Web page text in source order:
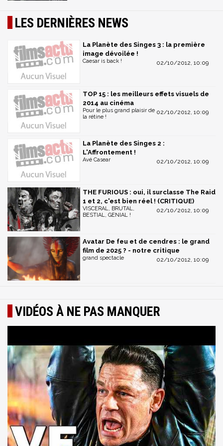
LES DERNIÈRES NEWS
La Planète des Singes 3 : la première
image dévoilée !
02/10/2012, 10:09
Caesar is back !
TOP 15 : les meilleurs effets visuels de
2014 au cinéma
02/10/2012, 10:09
Pour le plus grand plaisir de
la rétine !
La Planète des Singes 2 :
L'Affrontement !
02/10/2012, 10:09
Avé Casear
THE FURIOUS : oui, il surclasse The Raid
1 et 2, c'est bien réel ! (CRITIQUE)
02/10/2012, 10:09
VISCERAL, BRUTAL,
BESTIAL, GENIAL !
Avatar De feu et de cendres : le grand
film de 2025 ? - notre critique
02/10/2012, 10:09
grand spectacle
VIDÉOS À NE PAS MANQUER